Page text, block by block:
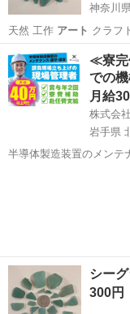
神奈川
天然 工作 アート クラフ
コーミング…
神奈川 横浜市 三
≪寮完
での
月給
株式会
岩手県
半導体製造装置のメンテナ
シー
300円